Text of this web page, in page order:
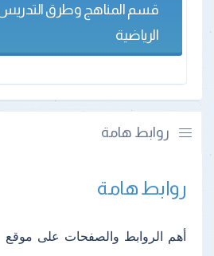
قسم المناهج وطرق التدريس
الرياضية
روابط هامة
روابط هامة
أهم الروابط والصفحات على موقع